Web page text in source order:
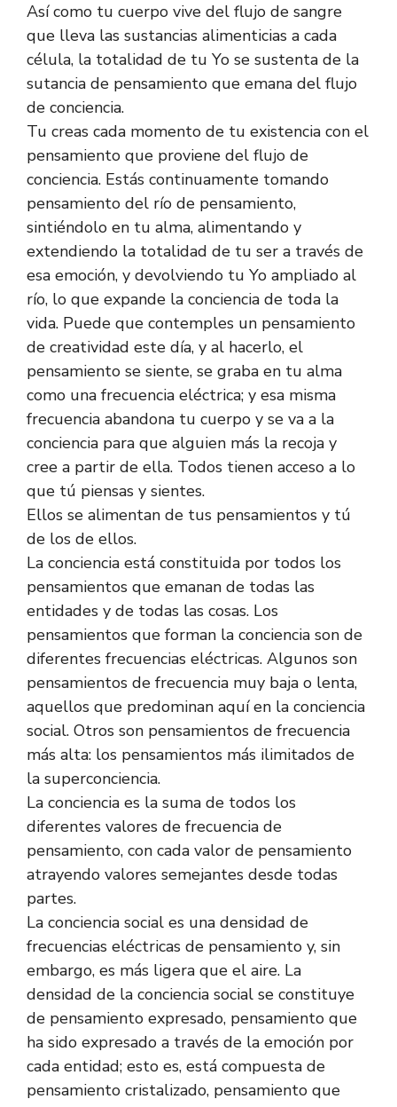
Así como tu cuerpo vive del flujo de sangre
que lleva las sustancias alimenticias a cada
célula, la totalidad de tu Yo se sustenta de la
sutancia de pensamiento que emana del flujo
de conciencia.
Tu creas cada momento de tu existencia con el
pensamiento que proviene del flujo de
conciencia. Estás continuamente tomando
pensamiento del río de pensamiento,
sintiéndolo en tu alma, alimentando y
extendiendo la totalidad de tu ser a través de
esa emoción, y devolviendo tu Yo ampliado al
río, lo que expande la conciencia de toda la
vida. Puede que contemples un pensamiento
de creatividad este día, y al hacerlo, el
pensamiento se siente, se graba en tu alma
como una frecuencia eléctrica; y esa misma
frecuencia abandona tu cuerpo y se va a la
conciencia para que alguien más la recoja y
cree a partir de ella. Todos tienen acceso a lo
que tú piensas y sientes.
Ellos se alimentan de tus pensamientos y tú
de los de ellos.
La conciencia está constituida por todos los
pensamientos que emanan de todas las
entidades y de todas las cosas. Los
pensamientos que forman la conciencia son de
diferentes frecuencias eléctricas. Algunos son
pensamientos de frecuencia muy baja o lenta,
aquellos que predominan aquí en la conciencia
social. Otros son pensamientos de frecuencia
más alta: los pensamientos más ilimitados de
la superconciencia.
La conciencia es la suma de todos los
diferentes valores de frecuencia de
pensamiento, con cada valor de pensamiento
atrayendo valores semejantes desde todas
partes.
La conciencia social es una densidad de
frecuencias eléctricas de pensamiento y, sin
embargo, es más ligera que el aire. La
densidad de la conciencia social se constituye
de pensamiento expresado, pensamiento que
ha sido expresado a través de la emoción por
cada entidad; esto es, está compuesta de
pensamiento cristalizado, pensamiento que